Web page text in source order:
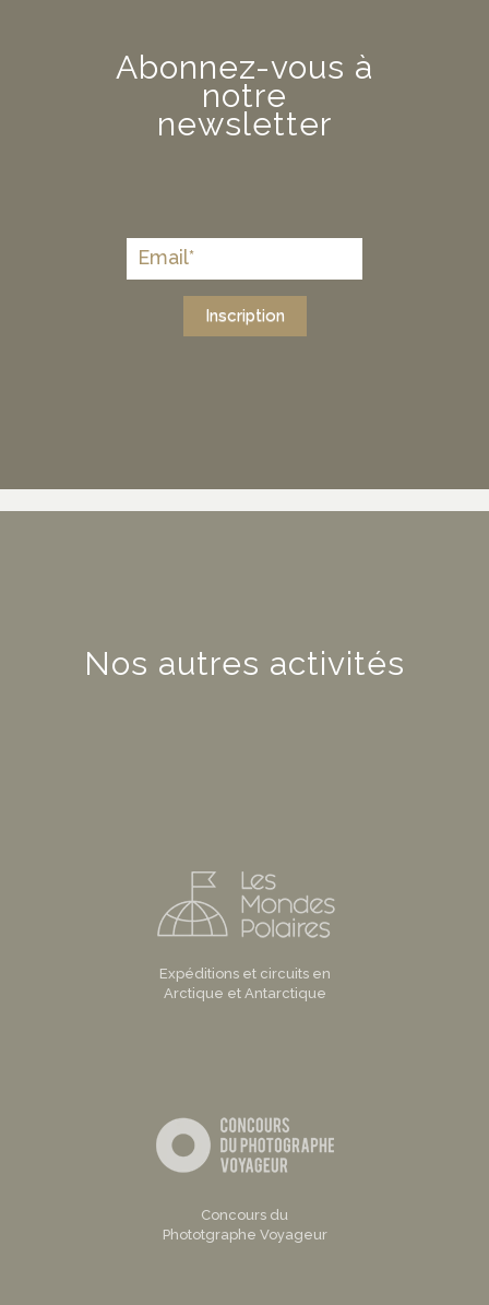
Abonnez-vous à
notre
newsletter
Inscription
Nos autres activités
Expéditions et circuits en
Arctique et Antarctique
Concours du
Phototgraphe Voyageur